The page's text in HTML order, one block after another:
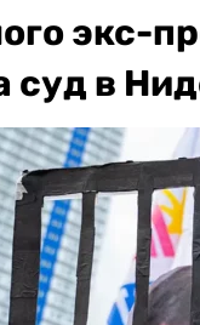
экс-
суд в